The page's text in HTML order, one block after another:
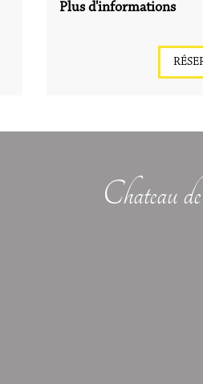
Plus d'informations
Chateau